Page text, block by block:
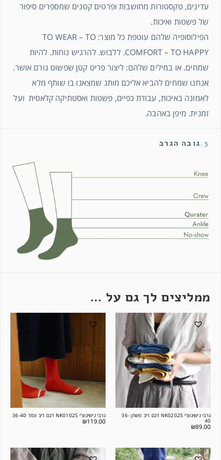
עדינים, טקסטורות מחושבות ופרטים קטנים שמספרים סיפור
של פשטות ואיכות.
הפילוסופיה שלהם עוטפת כל מוצר: TO WEAR – TO
COMFORT – TO HAPPY. ללבוש. להרגיש נוחות. להיות
שמחים. או במילים שלהם: ליצור פריט קטן שפשוט גורם אושר.
אנחנו שמחים להביא אליכם מותג שמצאנו בו שותף מלא
לאמונה באיכות, עבודת כפיים, פשטות ואסטתיקה קלאסית ועל
זמנית. מיפן באהבה.
3. גובה הגרב
ממליצים לך גם על …
גרבי נישיגוצ'י NK0202S דגם ריב פשתן 36-
40
₪89.00
גרבי נישיגוצ'י NK0102S דגם ריב צמר 36-40
₪119.00